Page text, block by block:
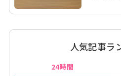
人気記事ラ
24時間